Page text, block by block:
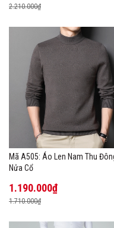
2.210.000₫
Mã A505: Áo Len Nam Thu
Nửa Cổ
1.190.000₫
1.710.000₫